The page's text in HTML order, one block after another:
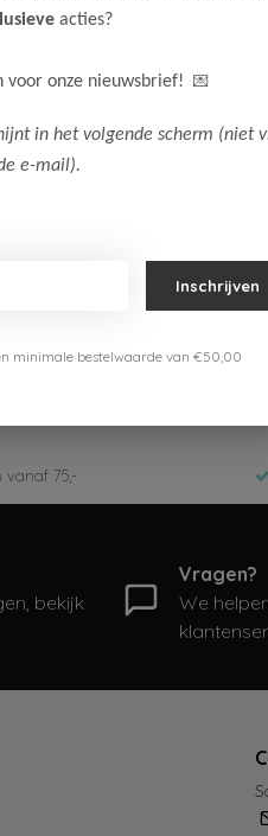
Verzenden 1-3 werkdagen
Neem
vanaf 75,-
bekijk
Vragen?
We
acties?
voor onze nieuwsbrief! 💌
in het volgende scherm (niet
e-mail).
Inschrijven
minimale bestelwaarde van €50,00